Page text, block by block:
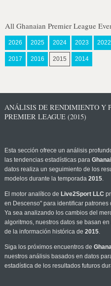
All Ghanaian Premier League
2026 2025 2024 2023 2022
2017 2016 2015 2014
ANÁLISIS DE RENDIMIENTO Y
PREMIER LEAGUE (2015)
Esta sección ofrece un análisis
las tendencias estadísticas para
datos realiza un seguimiento de los
modelos durante la temporada 2015.
El motor analítico de Live2Sport LLC
en Descenso" para identificar patrones
Ya sea analizando los cambios del
algoritmos, nuestros datos se basan
de la información histórica de 2015.
Siga los próximos encuentros de
nuestros análisis basados en datos
estadística de los resultados futuros